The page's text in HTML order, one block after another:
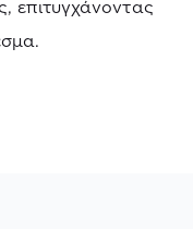
επιτυγχάνοντας